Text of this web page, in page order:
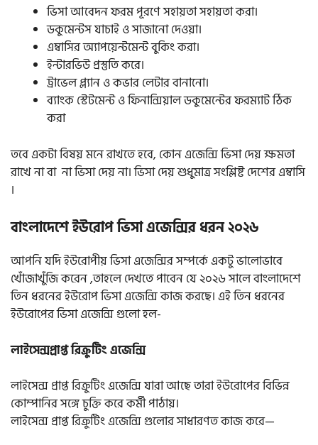
ভিসা আবেদন ফরম পূরণে সহায়তা সহায়তা করা।
ডকুমেন্টস যাচাই ও সাজানো দেওয়া।
এম্বাসির অ্যাপয়েন্টমেন্ট বুকিং করা।
ইন্টারভিউ প্রস্তুতি করে।
ট্রাভেল প্ল্যান ও কভার লেটার বানানো।
ব্যাংক স্টেটমেন্ট ও ফিনান্সিয়াল ডকুমেন্টের ফরম্যাট ঠিক
করা
তবে একটা বিষয় মনে রাখতে হবে, কোন এজেন্সি ভিসা দেয় ক্ষমতা
রাখে না বা না ভিসা দেয় না। ভিসা দেয় শুধুমাত্র সংশ্লিষ্ট দেশের এম্বাসি
।
বাংলাদেশে ইউরোপ ভিসা এজেন্সির ধরন ২০২৬
আপনি যদি ইউরোপীয় ভিসা এজেন্সির সম্পর্কে একটু ভালোভাবে
খোঁজাখুঁজি করেন ,তাহলে দেখতে পাবেন যে ২০২৬ সালে বাংলাদেশে
তিন ধরনের ইউরোপ ভিসা এজেন্সি কাজ করছে। এই তিন ধরনের
ইউরোপের ভিসা এজেন্সি গুলো হল-
লাইসেন্সপ্রাপ্ত রিক্রুটিং এজেন্সি
লাইসেন্স প্রাপ্ত রিক্রুটিং এজেন্সি যারা আছে তারা ইউরোপের বিভিন্ন
কোম্পানির সঙ্গে চুক্তি করে কর্মী পাঠায়।
লাইসেন্স প্রাপ্ত রিক্রুটিং এজেন্সি গুলোর সাধারণত কাজ করে—